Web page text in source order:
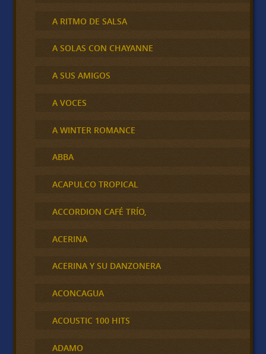
A RITMO DE SALSA
A SOLAS CON CHAYANNE
A SUS AMIGOS
A VOCES
A WINTER ROMANCE
ABBA
ACAPULCO TROPICAL
ACCORDION CAFÉ TRÍO,
ACERINA
ACERINA Y SU DANZONERA
ACONCAGUA
ACOUSTIC 100 HITS
ADAMO